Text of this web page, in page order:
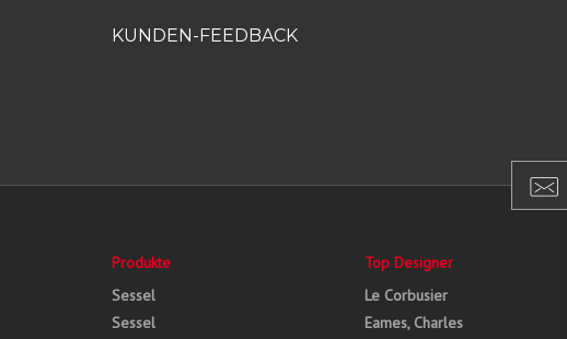
KUNDEN-FEEDBACK
Produkte
Sessel
Sessel
Top Designer
Le Corbusier
Eames, Charles